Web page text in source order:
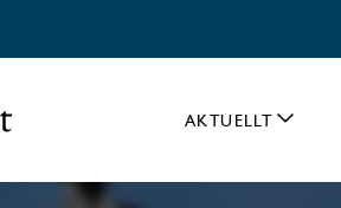
AKTUELLT